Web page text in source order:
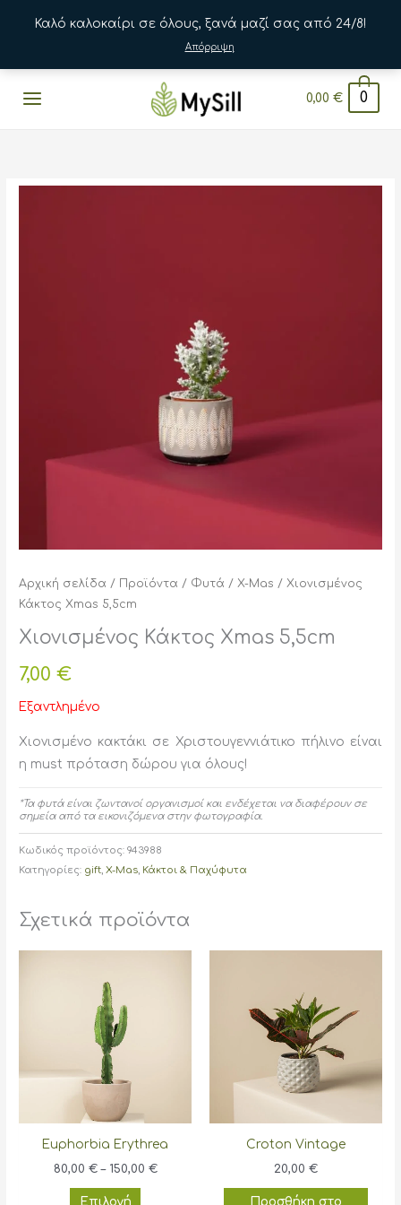
Καλό καλοκαίρι σε όλους, ξανά μαζί σας από 24/8!
Απόρριψη
στο
0,00€ 0
Αρχική σελίδα / Προϊόντα / Φυτά /X-Mas / Χιονισμένος
Κάκτος Xmas 5,5cm
Χιονισμένος Κάκτος Xmas 5,5cm
7,00€
Εξαντλημένο
Χιονισμένο κακτάκι σε Χριστουγεννιάτικο πήλινο είναι
η must πρόταση δώρου για όλους!
*Τα φυτά είναι ζωντανοί οργανισμοί και ενδέχεται να διαφέρουν σε
σημεία από τα εικονιζόμενα στην φωτογραφία.
Κωδικός προϊόντος:943988
Κατηγορίες: gift ,X-Mas Κάκτοι & Παχύφυτα
Σχετικά προϊόντα
Euphorbia Erythrea
80,00 € – 150,00 €Price
Επιλογή
Αυτό
Croton Vintage
20,00 €
Προσθήκη στο